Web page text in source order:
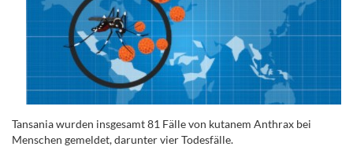
Tansania wurden insgesamt 81 Fälle von kutanem Anthrax bei
Menschen gemeldet, darunter vier Todesfälle.